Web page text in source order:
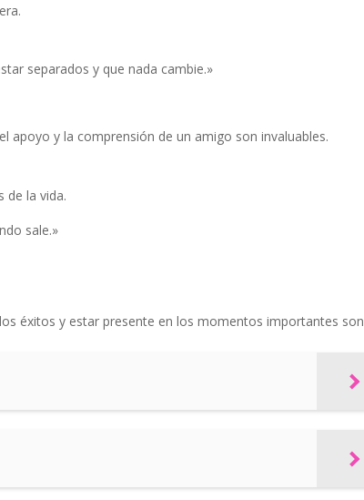
separados y que nada cambie.»
apoyo y la comprensión de un amigo son invaluables.
de la vida.
sale.»
éxitos y estar presente en los momentos importantes son